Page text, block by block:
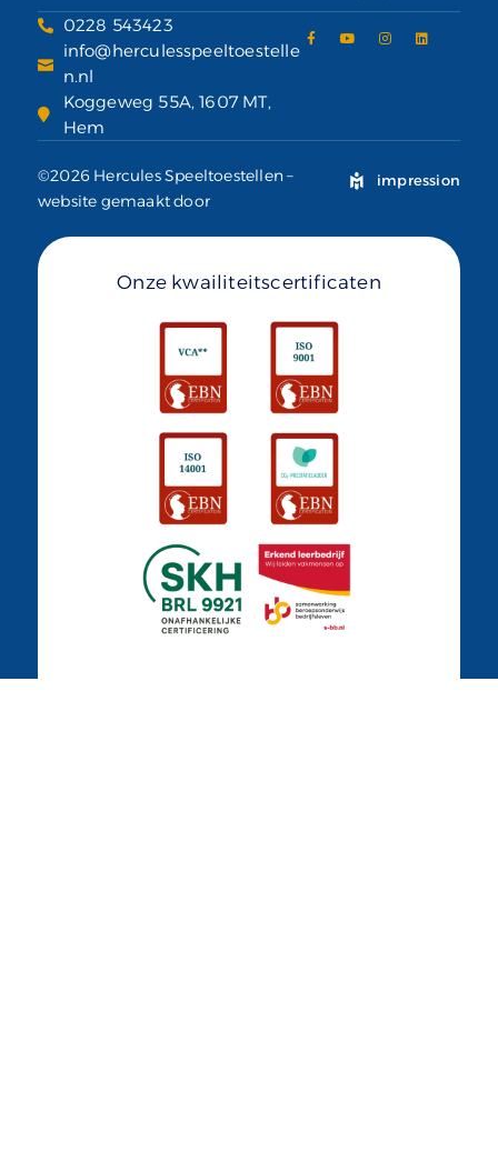
0228 543423
info@herculesspeeltoestelle
n.nl
Koggeweg 55A, 1607 MT,
Hem
©2026 Hercules Speeltoestellen –
website gemaakt door
impression
Onze kwailiteitscertificaten